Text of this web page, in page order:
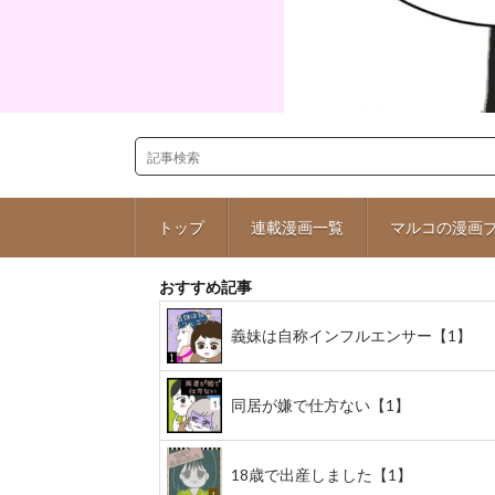
トップ 連載漫画一覧 マルコの漫画
おすすめ記事
義妹は自称インフルエンサー【1】
同居が嫌で仕方ない【1】
18歳で出産しました【1】